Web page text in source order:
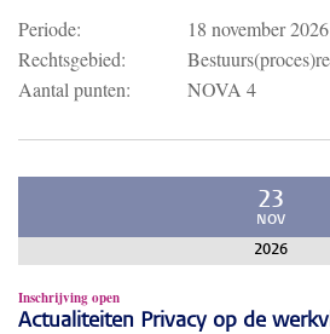
Periode:
18 november 2026
Rechtsgebied:
Aantal punten:
NOVA 4
23
NOV
2026
Inschrijving open
Actualiteiten Privacy op de